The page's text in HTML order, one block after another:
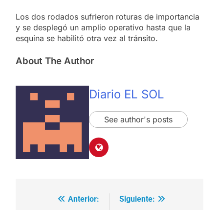
Los dos rodados sufrieron roturas de importancia
y se desplegó un amplio operativo hasta que la
esquina se habilitó otra vez al tránsito.
About The Author
Diario EL SOL
See author's posts
Navegación
Anterior:
Siguiente: